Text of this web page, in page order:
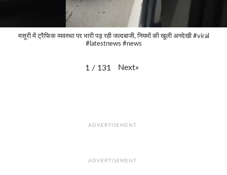
मसूरी में ट्रैफिक व्यवस्था पर भारी पड़ रही जल्दबाजी, नियमों की खुली अनदेखी #viral
#latestnews #news
1 / 131 Next»
ADVERTISEMENT
ADVERTISEMENT